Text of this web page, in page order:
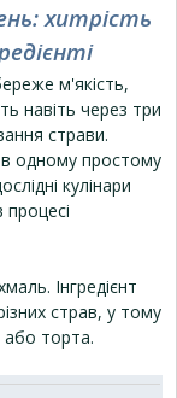
хитрість
м'якість,
навіть через три
страви.
в одному простому
кулінари
Інгредієнт
страв, у тому
або торта.